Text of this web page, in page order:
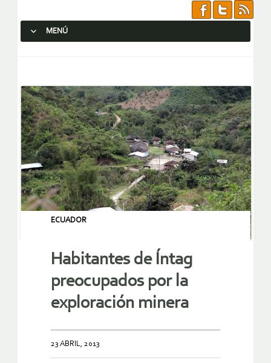
MENÚ
ECUADOR
Habitantes de Íntag
preocupados por la
exploración minera
23 ABRIL, 2013